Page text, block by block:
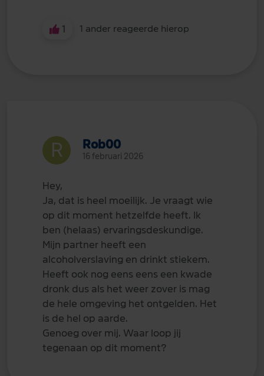
1 1 ander reageerde hierop
Rob00
16 februari 2026
Hey,
Ja, dat is heel moeilijk. Je vraagt wie
op dit moment hetzelfde heeft. Ik
ben (helaas) ervaringsdeskundige.
Mijn partner heeft een
alcoholverslaving en drinkt stiekem.
Heeft ook nog eens eens een kwade
dronk dus als het weer zover is mag
de hele omgeving het ontgelden. Het
is de hel op aarde.
Genoeg over mij. Waar loop jij
tegenaan op dit moment?